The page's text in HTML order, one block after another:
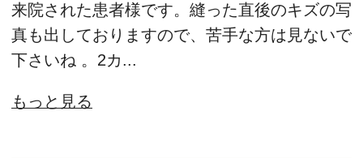
来院された患者様です。縫った直後のキズの写
真も出しておりますので、苦手な方は見ないで
下さいね 。2カ...
もっと見る